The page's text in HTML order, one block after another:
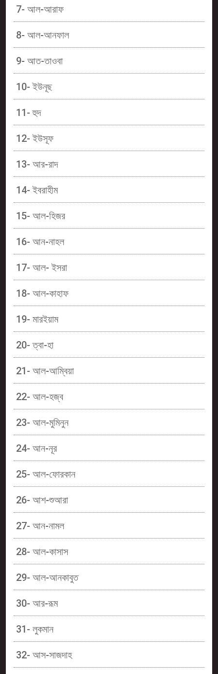
7- আল-আরাফ
8- আল-আনফাল
9- আত-তাওবা
10- ইউনূছ
11- হুদ
12- ইউসূফ
13- আর-রাদ
14- ইবরাহীম
15- আল-হিজর
16- আন-নাহল
17- আল- ইসরা
18- আল-কাহাফ
19- মারইয়াম
20- ত্বা-হা
21- আল-আম্বিয়া
22- আল-হজ্ব
23- আল-মুমিনুন
24- আন-নূর
25- আল-ফোরকান
26- আশ-শুআরা
27- আন-নামল
28- আল-কাসাস
29- আল-আনকাবুত
30- আর-রূম
31- লুকমান
32- আস-সাজদাহ